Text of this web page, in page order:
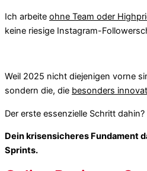
Ich arbeite ohne Team oder
keine riesige Instagram-
Weil 2025 nicht diejenigen vorne
sondern die, die besonders
Der erste essenzielle Schritt dahin?
Dein krisensicheres Fundament
Sprints.